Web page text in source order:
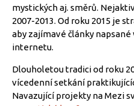
mystických aj. směrů.
2007-2013. Od roku 2015 je
aby zajímavé články
internetu.
Dlouholetou tradici od roku
vícedenní setkání
Navazující projekty na Mezi